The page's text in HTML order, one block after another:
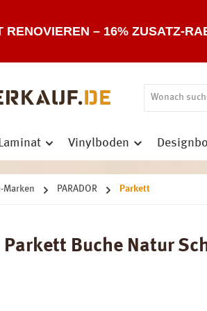
RENOVIEREN – 16% ZUSATZ-
Laminat Vinylboden
Marken PARADOR Parkett
Parkett Buche Natur